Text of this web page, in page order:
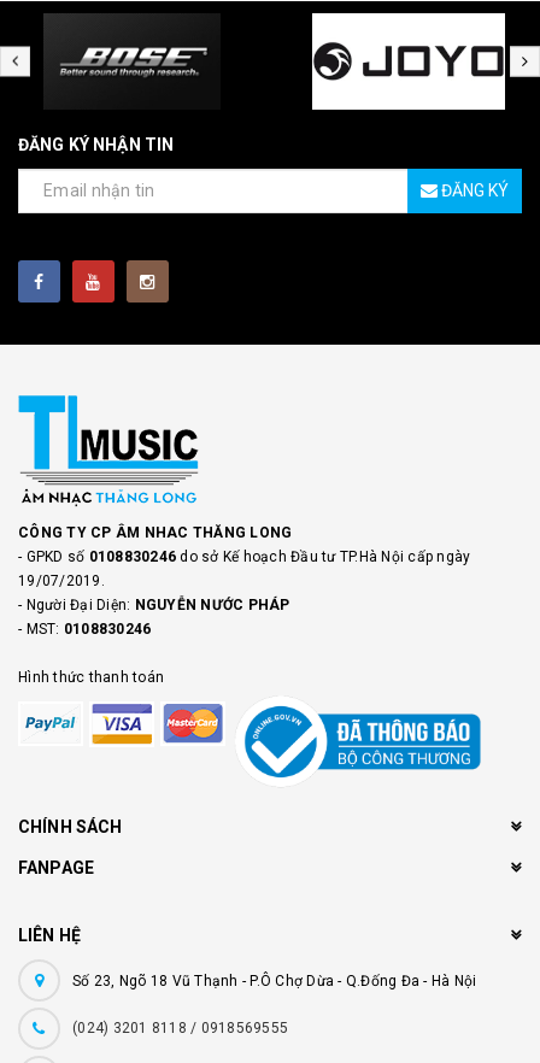
ĐĂNG KÝ NHẬN TIN
ĐĂNG KÝ
CÔNG TY CP ÂM NHAC THĂNG LONG
- GPKD số 0108830246do sở Kế hoạch Đầu tư TP.Hà Nội cấp ngày
19/07/2019.
- Người Đại Diện: NGUYỄN NƯỚC PHÁP
- MST: 0108830246
Hình thức thanh toán
CHÍNH SÁCH
FANPAGE
LIÊN HỆ
Số 23, Ngõ 18 Vũ Thạnh - P.Ô Chợ Dừa - Q.Đống Đa - Hà Nội
(024) 3201 8118 / 0918569555